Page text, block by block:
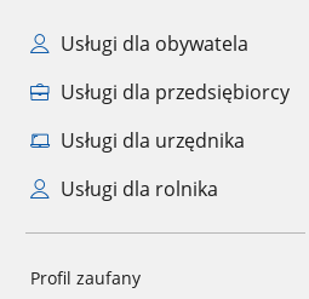
Usługi dla obywatela
Usługi dla przedsiębiorcy
Usługi dla urzędnika
Usługi dla rolnika
Profil zaufany